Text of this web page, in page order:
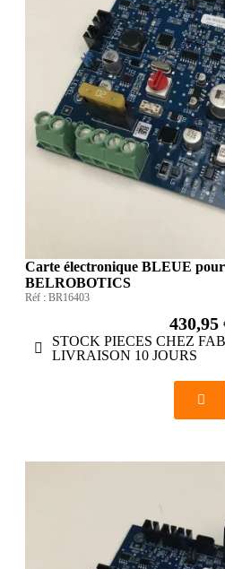
Carte électronique BLEUE
BELROBOTICS
Réf : BR16403
430,95
STOCK PIECES CHEZ
LIVRAISON 10 JOURS